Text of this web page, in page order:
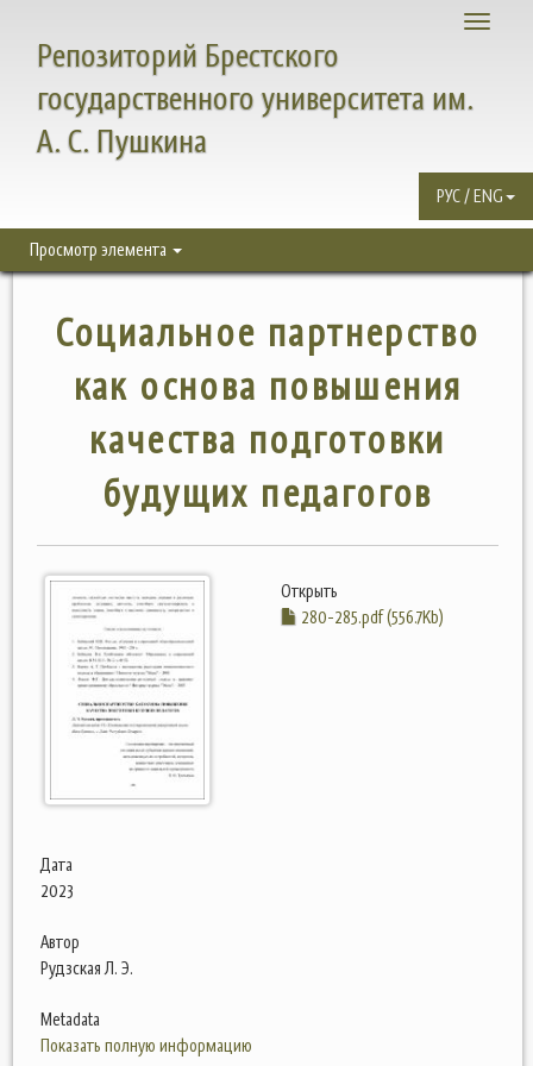
Toggle
Репозиторий Брестского
государственного университета им.
А. С. Пушкина
РУС / ENG
Просмотр элемента
Социальное партнерство
как основа повышения
качества подготовки
будущих педагогов
Открыть
280-285.pdf (556.7Kb)
Дата
2023
Автор
Рудзская Л. Э.
Metadata
Показать полную информацию